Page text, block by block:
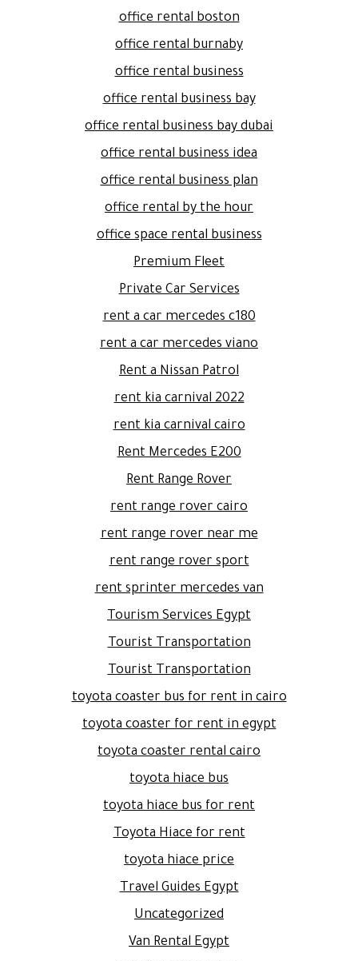
office rental boston
office rental burnaby
office rental business
office rental business bay
office rental business bay dubai
office rental business idea
office rental business plan
office rental by the hour
office space rental business
Premium Fleet
Private Car Services
rent a car mercedes c180
rent a car mercedes viano
Rent a Nissan Patrol
rent kia carnival 2022
rent kia carnival cairo
Rent Mercedes E200
Rent Range Rover
rent range rover cairo
rent range rover near me
rent range rover sport
rent sprinter mercedes van
Tourism Services Egypt
Tourist Transportation
Tourist Transportation
toyota coaster bus for rent in cairo
toyota coaster for rent in egypt
toyota coaster rental cairo
toyota hiace bus
toyota hiace bus for rent
Toyota Hiace for rent
toyota hiace price
Travel Guides Egypt
Uncategorized
Van Rental Egypt